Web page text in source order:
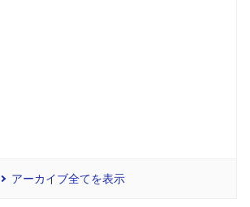
アーカイブ全てを表示